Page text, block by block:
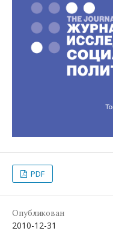
PDF
Опубликован
2010-12-31